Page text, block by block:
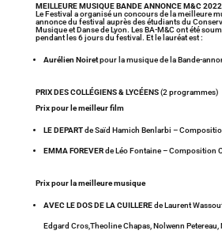
MEILLEURE MUSIQUE BANDE ANNONCE M&C 2022
Le Festival a organisé un concours de la meilleure
annonce du festival auprès des étudiants du
Musique et Danse de Lyon. Les BA-M&C ont été
pendant les 6 jours du festival. Et le lauréat est :
Aurélien Noiretpour la musique de la Bande-
PRIX DES COLLÉGIENS & LYCÉENS(2 programmes)
Prix pour le meilleur film
LE DEPARTde Saïd Hamich Benlarbi –
EMMA FOREVERde Léo Fontaine – Composition
Prix pour la meilleure musique
AVEC LE DOS DE LA CUILLEREde Laurent
Edgard Cros,Theoline Chapas, Nolwenn Petereau,